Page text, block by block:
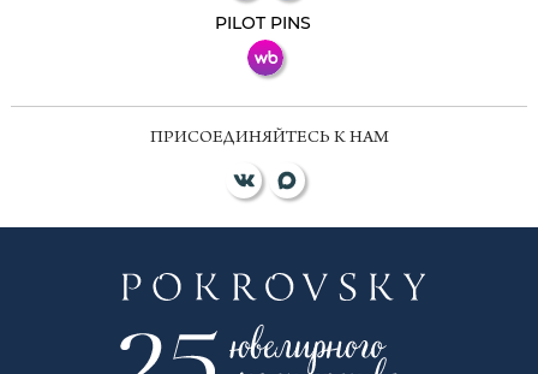
PILOT PINS
ПРИСОЕДИНЯЙТЕСЬ К НАМ